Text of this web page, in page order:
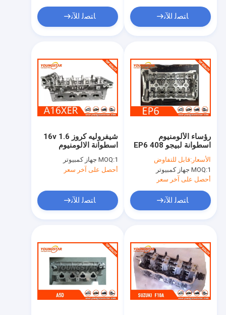
المنتجات
فيديوهات
حولنا
ﺎﺘﺼﻟ ﺍﻶﻧ ﺎﺘﺼﻟ ﺍﻶﻧ
شيفروليه كروز 1.6 16v
اسطوانة الالومنيوم
55561746 55568363
MOQ:1 جهاز كمبيوتر
أحصل على آخر سعر
ﺎﺘﺼﻟ ﺍﻶﻧ
رؤساء الألومنيوم
اسطوانة لبيجو 408 EP6
ام دبليو
الأسعار:قابل للتفاوض
MOQ:1 جهاز كمبيوتر
أحصل على آخر سعر
ﺎﺘﺼﻟ ﺍﻶﻧ